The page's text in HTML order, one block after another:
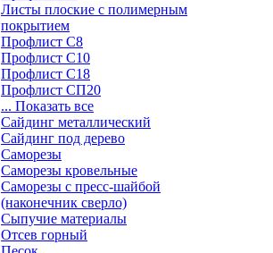
Листы плоские с полимерным
покрытием
Профлист С8
Профлист С10
Профлист С18
Профлист СП20
... Показать все
Сайдинг металлический
Cайдинг под дерево
Саморезы
Саморезы кровельные
Саморезы с пресс-шайбой
(наконечник сверло)
Сыпучие материалы
Отсев горный